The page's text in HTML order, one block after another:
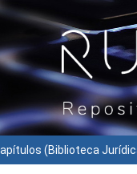
(Biblioteca